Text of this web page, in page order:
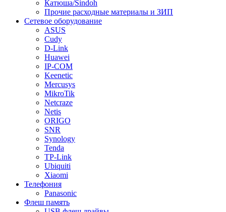
Катюша/Sindoh
Прочие расходные материалы и ЗИП
Сетевое оборудование
ASUS
Cudy
D-Link
Huawei
IP-COM
Keenetic
Mercusys
MikroTik
Netcraze
Netis
ORIGO
SNR
Synology
Tenda
TP-Link
Ubiquiti
Xiaomi
Телефония
Panasonic
Флеш память